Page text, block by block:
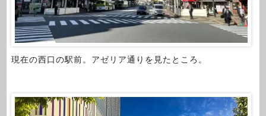
現在の西口の駅前。アゼリア通りを見たところ。